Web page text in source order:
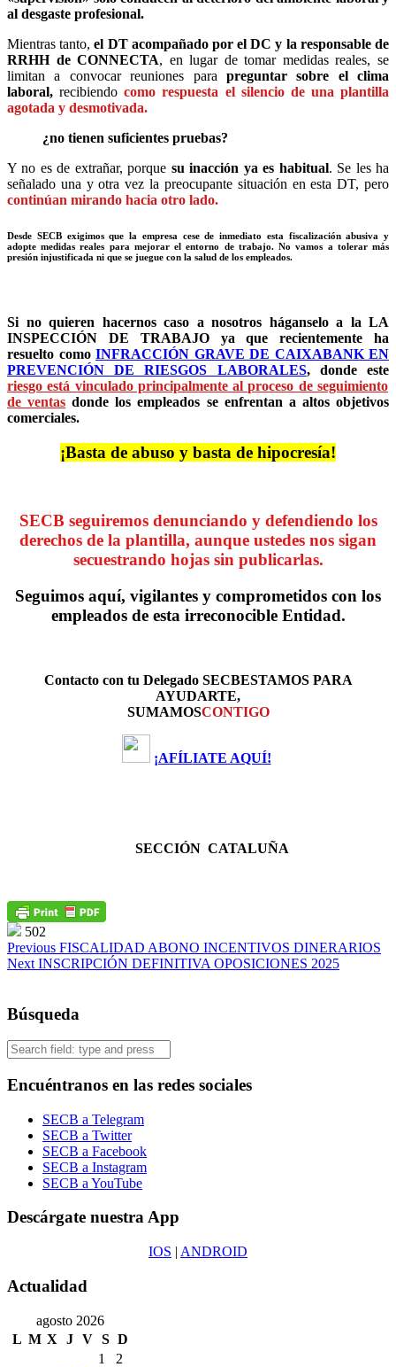
al desgaste profesional.
Mientras tanto,el DT acompañado por el DC y la responsable de
RRHH de CONNECTA, en lugar de tomar medidas reales, se
limitan a convocar reuniones para preguntar sobre el clima
laboral, recibiendo como respuesta el silencio de una plantilla
agotada y desmotivada.
¿no tienen suficientes pruebas?
Y no es de extrañar, porque su inacción ya es habitual. Se les ha
señalado una y otra vez la preocupante situación en esta DT, pero
continúan mirando hacia otro lado.
Desde SECB exigimos que la empresa cese de inmediato esta fiscalización abusiva y
adopte medidas reales para mejorar el entorno de trabajo. No vamos a tolerar más
presión injustificada ni que se juegue con la salud de los empleados.
Si no quieren hacernos caso a nosotros háganselo a la LA
INSPECCIÓN DE TRABAJO ya que recientemente ha
resuelto como INFRACCIÓN GRAVE DE CAIXABANK EN
PREVENCIÓN DE RIESGOS LABORALES, donde este
riesgo está vinculado principalmente al proceso de seguimiento
de ventas donde los empleados se enfrentan a altos objetivos
comerciales.
¡Basta de abuso y basta de hipocresía!
SECB seguiremos denunciando y defendiendo los
derechos de la plantilla, aunque ustedes nos sigan
secuestrando hojas sin publicarlas.
Seguimos aquí, vigilantes y comprometidos con los
empleados de esta irreconocible Entidad.
Contacto con tu Delegado SECBESTAMOS PARA
AYUDARTE,
SUMAMOSCONTIGO
¡AFÍLIATE AQUÍ!
SECCIÓN CATALUÑA
502
Post
navigation
Previous FISCALIDAD ABONO INCENTIVOS DINERARIOS
Next INSCRIPCIÓN DEFINITIVA OPOSICIONES 2025
Búsqueda
Search
Encuéntranos en las redes sociales
SECB a Telegram
SECB a Twitter
SECB a Facebook
SECB a Instagram
SECB a YouTube
Descárgate nuestra App
IOS | ANDROID
Actualidad
agosto 2026
L M X J V S D
1
2